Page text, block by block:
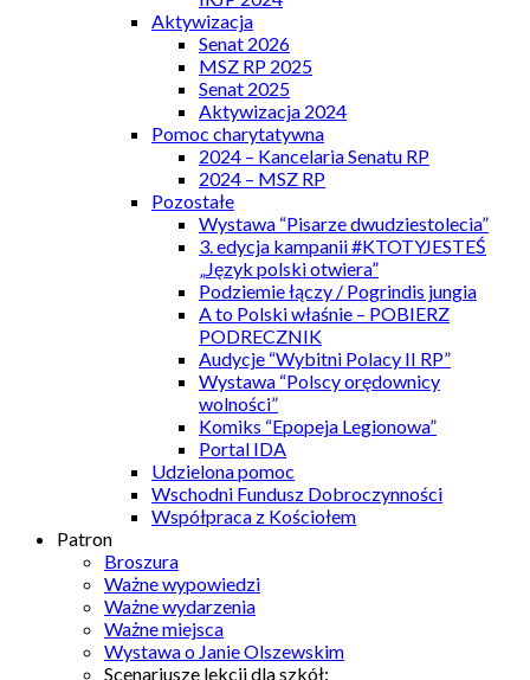
Aktywizacja
Senat 2026
MSZ RP 2025
Senat 2025
Aktywizacja 2024
Pomoc charytatywna
2024 – Kancelaria Senatu RP
2024 – MSZ RP
Pozostałe
Wystawa “Pisarze dwudziestolecia”
3. edycja kampanii #KTOTYJESTEŚ
„Język polski otwiera”
Podziemie łączy / Pogrindis jungia
A to Polski właśnie – POBIERZ
PODRECZNIK
Audycje “Wybitni Polacy II RP”
Wystawa “Polscy orędownicy
wolności”
Komiks “Epopeja Legionowa”
Portal IDA
Udzielona pomoc
Wschodni Fundusz Dobroczynności
Współpraca z Kościołem
Patron
Broszura
Ważne wypowiedzi
Ważne wydarzenia
Ważne miejsca
Wystawa o Janie Olszewskim
Scenariusze lekcji dla szkół: